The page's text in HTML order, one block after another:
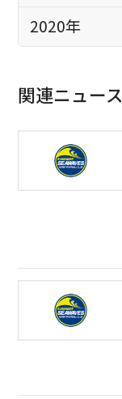
2020年
関連ニュース